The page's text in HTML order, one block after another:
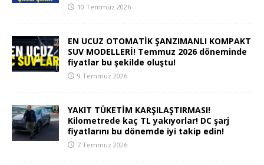
10 Temmuz 2026
EN UCUZ OTOMATİK ŞANZIMANLI KOMPAKT
SUV MODELLERİ! Temmuz 2026 döneminde
fiyatlar bu şekilde oluştu!
9 Temmuz 2026
YAKIT TÜKETİM KARŞILAŞTIRMASI!
Kilometrede kaç TL yakıyorlar! DC şarj
fiyatlarını bu dönemde iyi takip edin!
7 Temmuz 2026